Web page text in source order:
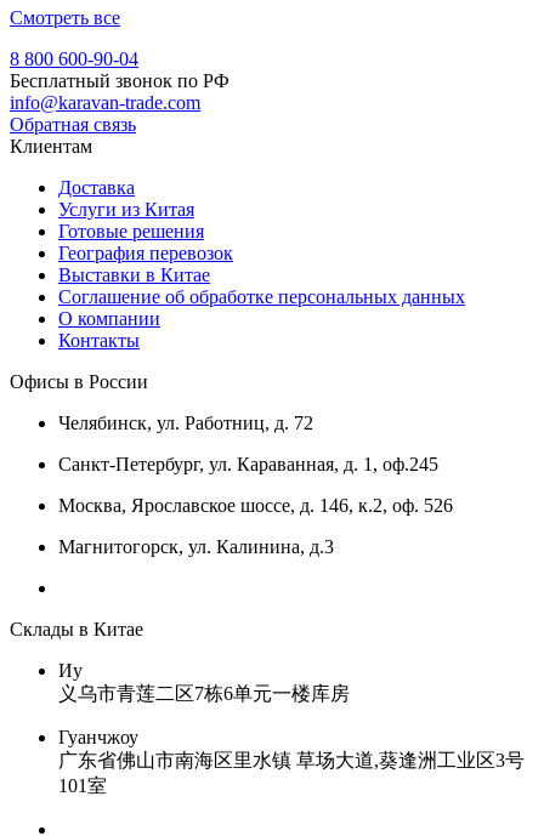
Смотреть все
8 800 600-90-04
Бесплатный звонок по РФ
info@karavan-trade.com
Обратная связь
Клиентам
Доставка
Услуги из Китая
Готовые решения
География перевозок
Выставки в Китае
Соглашение об обработке персональных данных
О компании
Контакты
Офисы в России
Челябинск, ул. Работниц, д. 72
Санкт-Петербург, ул. Караванная, д. 1, оф.245
Москва, Ярославское шоссе, д. 146, к.2, оф. 526
Магнитогорск, ул. Калинина, д.3
Склады в Китае
Иу
义乌市青莲二区7栋6单元一楼库房
Гуанчжоу
广东省佛山市南海区里水镇 草场大道,葵逢洲工业区3号
101室